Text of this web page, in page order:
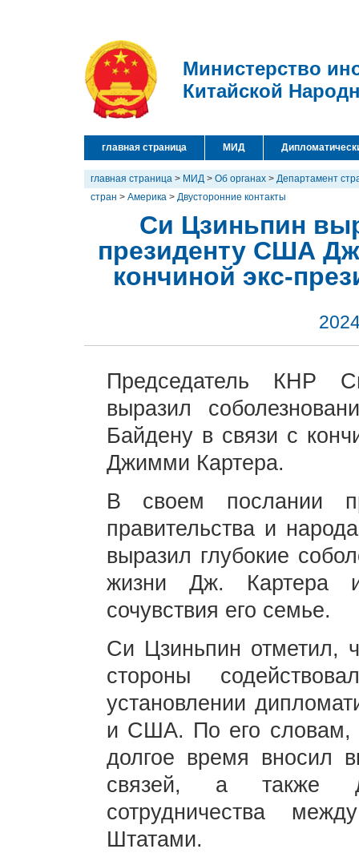
Министерство
Китайской
главная страница МИД
главная страница > МИД > Об органах > Департамент
стран > Америка > Двусторонние контакты
Си Цзиньпин
президенту США
кончиной экс-
Председатель КНР
выразил
Байдену в связи с
Джимми Картера.
В своем послании
правительства и
выразил глубокие
жизни Дж. Картера
сочувствия его семье.
Си Цзиньпин отметил,
стороны
установлении
и США. По его словам,
долгое время вносил
связей, а также
сотрудничества
Штатами.